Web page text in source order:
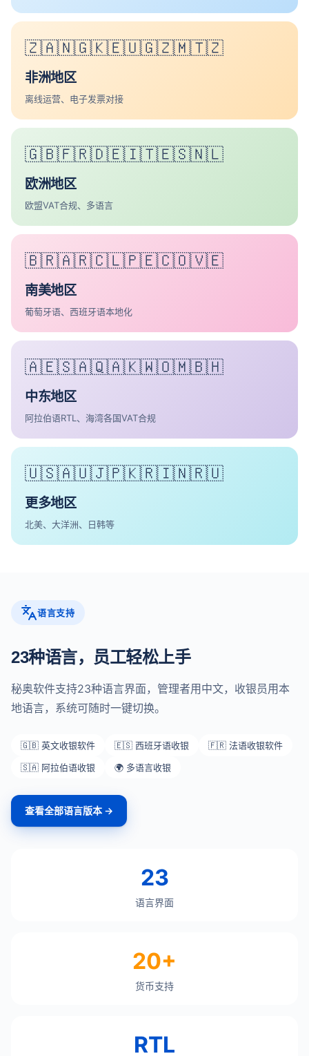
🇿🇦🇳🇬🇰🇪🇺🇬🇿🇲🇹🇿
非洲地区
离线运营、电子发票对接
🇬🇧🇫🇷🇩🇪🇮🇹🇪🇸🇳🇱
欧洲地区
欧盟VAT合规、多语言
🇧🇷🇦🇷🇨🇱🇵🇪🇨🇴🇻🇪
南美地区
葡萄牙语、西班牙语本地化
🇦🇪🇸🇦🇶🇦🇰🇼🇴🇲🇧🇭
中东地区
阿拉伯语RTL、海湾各国VAT合规
🇺🇸🇦🇺🇯🇵🇰🇷🇮🇳🇷🇺
更多地区
北美、大洋洲、日韩等
语言支持
23种语言，员工轻松上手
秘奥软件支持23种语言界面，管理者用中文，收银员用本
地语言，系统可随时一键切换。
🇬🇧 英文收银软件 🇪🇸 西班牙语收银
🇫🇷 法语收银软件
🇸🇦 阿拉伯语收银
🌍 多语言收银
查看全部语言版本 →
23
语言界面
20+
货币支持
RTL